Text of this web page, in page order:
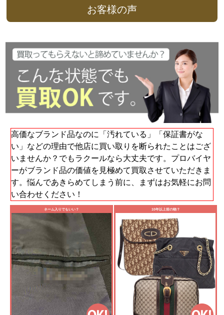
お客様の声
高価なブランド品なのに「汚れている」「保証書がな
い」などの理由で他店に買い取りを断られたことはござ
いませんか？でもラクールなら大丈夫です。プロバイヤ
ーがブランド品の価値を見極めて買取させていただきま
す。悩んであきらめてしまう前に、まずはお気軽にお問
い合わせください！
ネーム入りでもいい？ 10年以上前の物？